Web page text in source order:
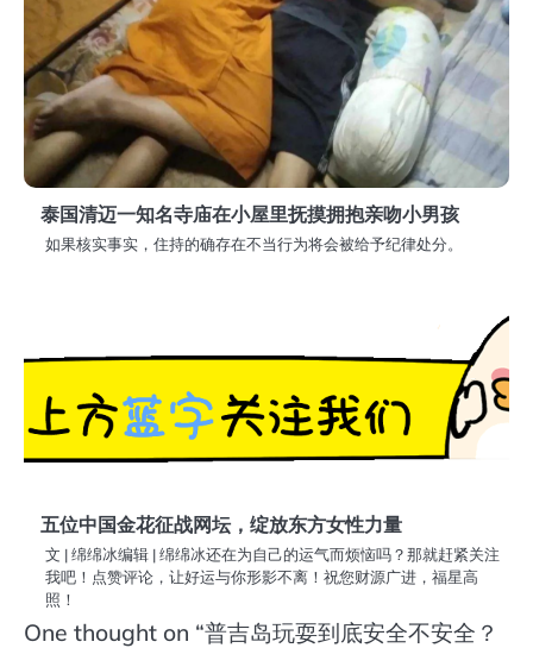
泰国清迈一知名寺庙在小屋里抚摸拥抱亲吻小男孩
如果核实事实，住持的确存在不当行为将会被给予纪律处分。
五位中国金花征战网坛，绽放东方女性力量
文 | 绵绵冰编辑 | 绵绵冰还在为自己的运气而烦恼吗？那就赶紧关注
我吧！点赞评论，让好运与你形影不离！祝您财源广进，福星高
照！
One thought on “普吉岛玩耍到底安全不安全？